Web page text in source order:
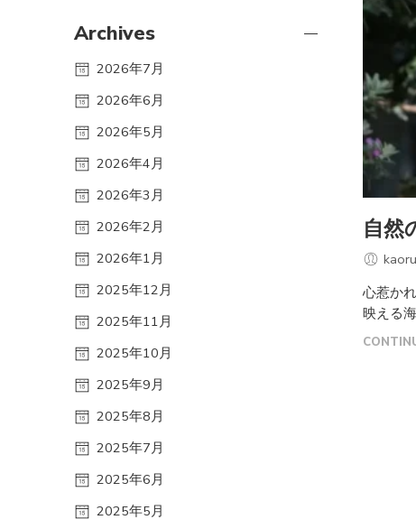
自然
心惹か
映える
Archives
2026年7月
2026年6月
2026年5月
2026年4月
2026年3月
2026年2月
2026年1月
2025年12月
2025年11月
2025年10月
2025年9月
2025年8月
2025年7月
2025年6月
2025年5月